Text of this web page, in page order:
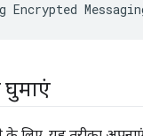
Encrypted
घुमाएं